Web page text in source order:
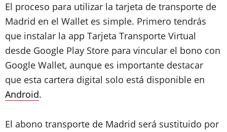
El proceso para utilizar la tarjeta de transporte de
Madrid en el Wallet es simple. Primero tendrás
que instalar la app Tarjeta Transporte Virtual
desde Google Play Store para vincular el bono con
Google Wallet, aunque es importante destacar
que esta cartera digital solo está disponible en
Android.
El abono transporte de Madrid será sustituido por